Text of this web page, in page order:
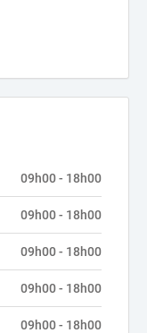
09h00 - 18h00
09h00 - 18h00
09h00 - 18h00
09h00 - 18h00
09h00 - 18h00